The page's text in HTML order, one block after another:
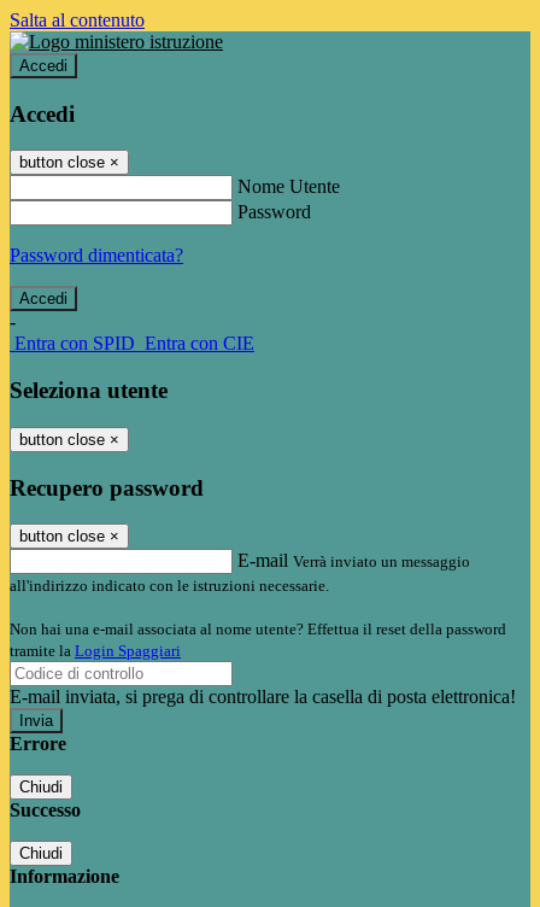
Salta al contenuto
Accedi
Accedi
button close ×
Nome Utente
Password
Password dimenticata?
-
Entra con SPID Entra con CIE
Seleziona utente
button close ×
Recupero password
button close ×
E-mail Verrà inviato un messaggio
all'indirizzo indicato con le istruzioni necessarie.
Non hai una e-mail associata al nome utente? Effettua il reset della password
tramite la Login Spaggiari
E-mail inviata, si prega di controllare la casella di posta elettronica!
Errore
Chiudi
Successo
Chiudi
Informazione